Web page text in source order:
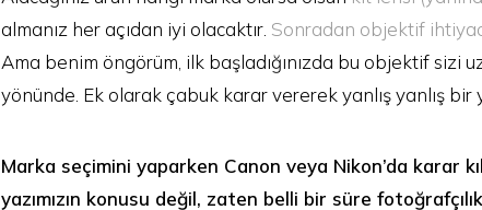
almanız her açıdan iyi olacaktır. Sonradan objektif
Ama benim öngörüm, ilk başladığınızda bu objektif sizi
yönünde. Ek olarak çabuk karar vererek yanlış yanlış bir
Marka seçimini yaparken Canon veya Nikon’da karar
yazımızın konusu değil, zaten belli bir süre